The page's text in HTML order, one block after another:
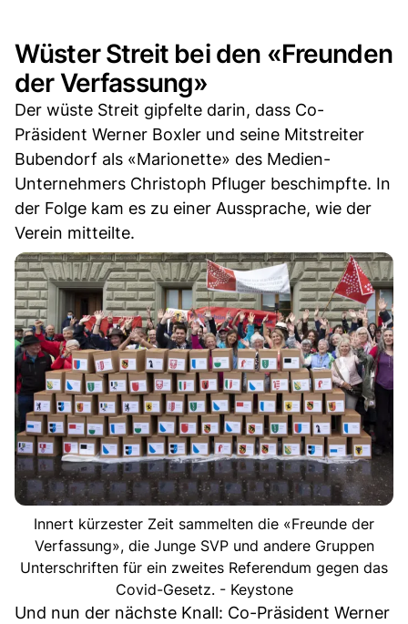
Wüster Streit bei den «Freunden
der Verfassung»
Der wüste Streit gipfelte darin, dass Co-
Präsident Werner Boxler und seine Mitstreiter
Bubendorf als «Marionette» des Medien-
Unternehmers Christoph Pfluger beschimpfte. In
der Folge kam es zu einer Aussprache, wie der
Verein mitteilte.
Innert kürzester Zeit sammelten die «Freunde der
Verfassung», die Junge SVP und andere Gruppen
Unterschriften für ein zweites Referendum gegen das
Covid-Gesetz. - Keystone
Und nun der nächste Knall: Co-Präsident Werner